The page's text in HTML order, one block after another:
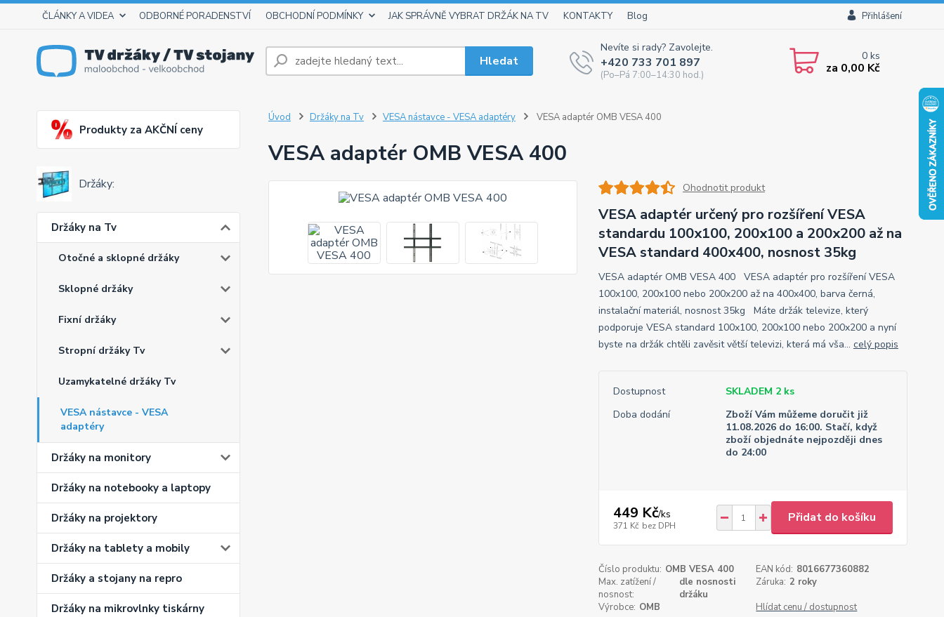
ČLÁNKY A VIDEA ODBORNÉ PORADENSTVÍ OBCHODNÍ PODMÍNKY JAK SPRÁVNĚ VYBRAT DRŽÁK NA TV KONTAKTY Blog Přihlášení
Hledat
Nevíte si rady? Zavolejte.
+420 733 701 897
(Po–Pá 7:00–14:30 hod.)
0ks
za 0,00 Kč
Produkty za AKČNÍ ceny
Držáky:
Držáky na Tv
Otočné a sklopné držáky
Sklopné držáky
Fixní držáky
Stropní držáky Tv
Uzamykatelné držáky Tv
VESA nástavce - VESA
adaptéry
Držáky na monitory
Držáky na notebooky a laptopy
Držáky na projektory
Držáky na tablety a mobily
Držáky a stojany na repro
Držáky na mikrovlnky tiskárny
Úvod Držáky na Tv VESA nástavce - VESA adaptéry VESA adaptér OMB VESA 400
VESA adaptér OMB VESA 400
Ohodnotit produkt
VESA adaptér určený pro rozšíření VESA
standardu 100x100, 200x100 a 200x200 až na
VESA standard 400x400, nosnost 35kg
VESA adaptér OMB VESA 400 VESA adaptér pro rozšíření VESA
100x100, 200x100 nebo 200x200 až na 400x400, barva černá,
instalační materiál, nosnost 35kg Máte držák televize, který
podporuje VESA standard 100x100, 200x100 nebo 200x200 a nyní
byste na držák chtěli zavěsit větší televizi, která má vša... celý popis
Dostupnost
SKLADEM 2 ks
Doba dodání
Zboží Vám můžeme doručit již
11.08.2026 do 16:00. Stačí, když
zboží objednáte nejpozději dnes
do 24:00
449 Kč/ks
371 Kč bez DPH
Přidat do košíku
Číslo produktu: OMB VESA 400 EAN kód: 8016677360882
Max. zatížení /
nosnost:
dle nosnosti
držáku
Záruka: 2 roky
Výrobce: OMB Hlídat cenu / dostupnost